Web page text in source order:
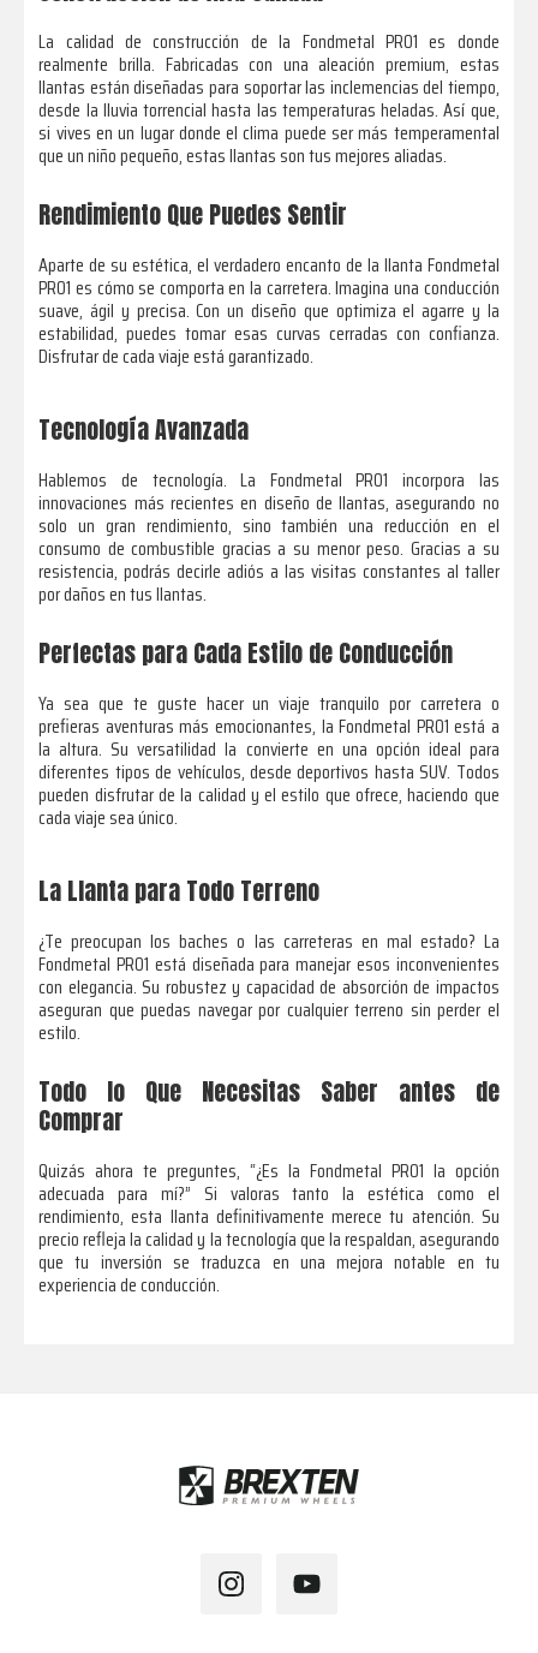
La calidad de construcción de la Fondmetal PRO1 es donde
realmente brilla. Fabricadas con una aleación premium, estas
llantas están diseñadas para soportar las inclemencias del tiempo,
desde la lluvia torrencial hasta las temperaturas heladas. Así que,
si vives en un lugar donde el clima puede ser más temperamental
que un niño pequeño, estas llantas son tus mejores aliadas.
Rendimiento Que Puedes Sentir
Aparte de su estética, el verdadero encanto de la llanta Fondmetal
PRO1 es cómo se comporta en la carretera. Imagina una conducción
suave, ágil y precisa. Con un diseño que optimiza el agarre y la
estabilidad, puedes tomar esas curvas cerradas con confianza.
Disfrutar de cada viaje está garantizado.
Tecnología Avanzada
Hablemos de tecnología. La Fondmetal PRO1 incorpora las
innovaciones más recientes en diseño de llantas, asegurando no
solo un gran rendimiento, sino también una reducción en el
consumo de combustible gracias a su menor peso. Gracias a su
resistencia, podrás decirle adiós a las visitas constantes al taller
por daños en tus llantas.
Perfectas para Cada Estilo de Conducción
Ya sea que te guste hacer un viaje tranquilo por carretera o
prefieras aventuras más emocionantes, la Fondmetal PRO1 está a
la altura. Su versatilidad la convierte en una opción ideal para
diferentes tipos de vehículos, desde deportivos hasta SUV. Todos
pueden disfrutar de la calidad y el estilo que ofrece, haciendo que
cada viaje sea único.
La Llanta para Todo Terreno
¿Te preocupan los baches o las carreteras en mal estado? La
Fondmetal PRO1 está diseñada para manejar esos inconvenientes
con elegancia. Su robustez y capacidad de absorción de impactos
aseguran que puedas navegar por cualquier terreno sin perder el
estilo.
Todo lo Que Necesitas Saber antes de
Comprar
Quizás ahora te preguntes, “¿Es la Fondmetal PRO1 la opción
adecuada para mí?” Si valoras tanto la estética como el
rendimiento, esta llanta definitivamente merece tu atención. Su
precio refleja la calidad y la tecnología que la respaldan, asegurando
que tu inversión se traduzca en una mejora notable en tu
experiencia de conducción.